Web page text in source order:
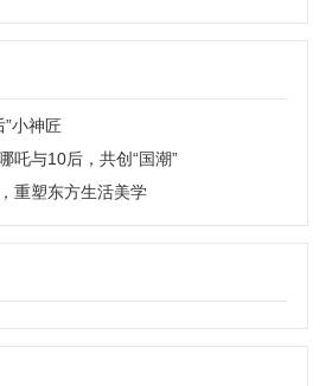
居？
”小神匠
吒与10后，共创“国潮”
重塑东方生活美学